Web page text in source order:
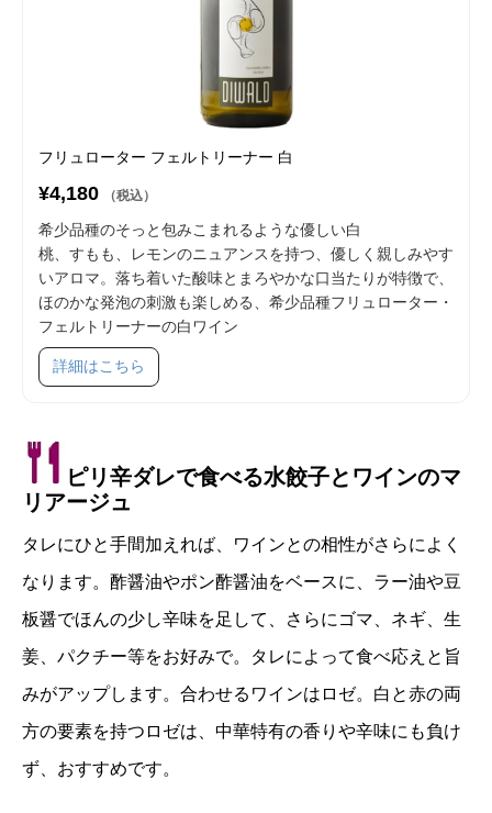
フリュローター フェルトリーナー 白
¥4,180 （税込）
希少品種のそっと包みこまれるような優しい白
桃、すもも、レモンのニュアンスを持つ、優しく親しみやす
いアロマ。落ち着いた酸味とまろやかな口当たりが特徴で、
ほのかな発泡の刺激も楽しめる、希少品種フリュローター・
フェルトリーナーの白ワイン
詳細はこちら SKU 51007
ピリ辛ダレで食べる水餃子とワインのマ
リアージュ
タレにひと手間加えれば、ワインとの相性がさらによく
なります。酢醤油やポン酢醤油をベースに、ラー油や豆
板醤でほんの少し辛味を足して、さらにゴマ、ネギ、生
姜、パクチー等をお好みで。タレによって食べ応えと旨
みがアップします。合わせるワインはロゼ。白と赤の両
方の要素を持つロゼは、中華特有の香りや辛味にも負け
ず、おすすめです。